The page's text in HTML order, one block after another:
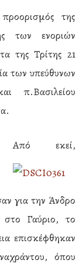
της
των ενοριών
της Τρίτης 21
των υπεύθυνων
π.Βασιλείου
Από εκεί,
για την Άνδρο
στο Γαύριο, το
επισκέφθηκαν
όπου